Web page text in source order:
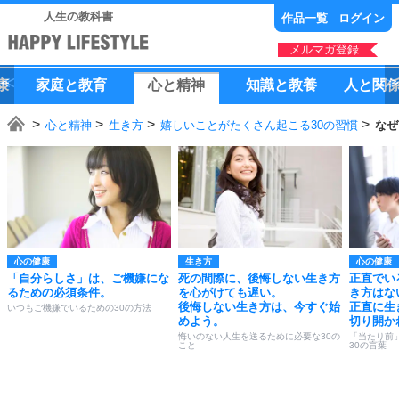
人生の教科書 作品一覧 ログイン
メルマガ登録
家庭と教育 心と精神 知識と教養 人 と 関
心と精神 生き方 嬉しいことがたくさん起こる30の習慣 な
心の健康
「自分らしさ」は、ご機嫌にな
るための必須条件。
いつもご機嫌でいるための30の方法
生き方
死の間際に、後悔しない生き方
を心がけても遅い。
後悔しない生き方は、今すぐ始
めよう。
悔いのない人生を送るために必要な30の
こと
心の健康
正直でい
き方はな
正直に生
切り開か
「当たり
30の言葉